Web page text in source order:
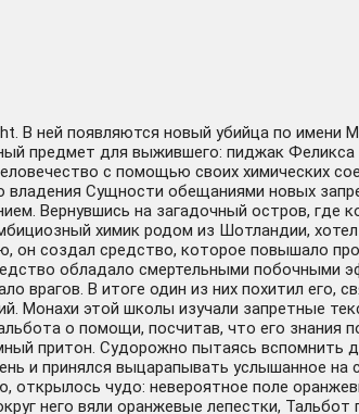
В ней появляются новый убийца по
предмет для выжившего: пиджак
с помощью своих химических
владения Сущности обещаниями новых
Вернувшись на загадочный остров, где
химик родом из Шотландии,
создал средство, которое повышало
обладало смертельными побочными
врагов. В итоге один из них похитил его,
Монахи этой школы изучали запретные
о помощи, посчитав, что его
притон. Судорожно пытаясь вспомнить
и принялся выцарапывать услышанное
открылось чудо: невероятное поле
него вяли оранжевые лепестки,